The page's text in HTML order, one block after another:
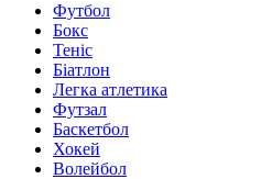
Футбол
Бокс
Теніс
Біатлон
Легка атлетика
Футзал
Баскетбол
Хокей
Волейбол